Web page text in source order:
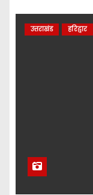
उत्तराखंड हरिद्वार